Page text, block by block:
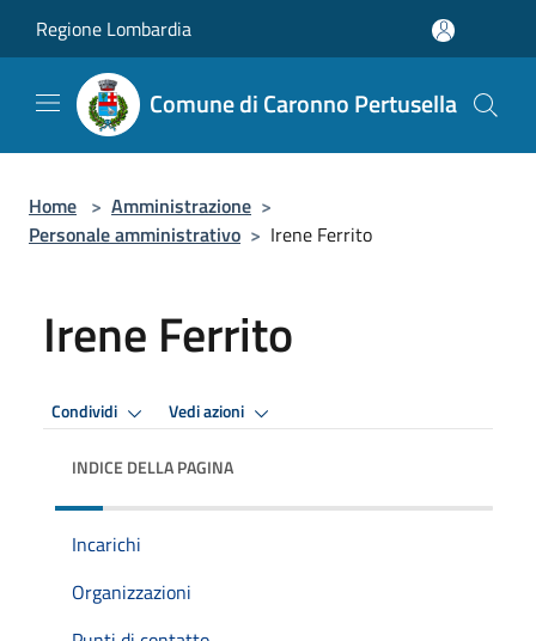
Regione Lombardia
Comune di Caronno Pertusella
Home > Amministrazione >
Personale amministrativo > Irene Ferrito
Irene Ferrito
Condividi Vedi azioni
INDICE DELLA PAGINA
Incarichi
Organizzazioni